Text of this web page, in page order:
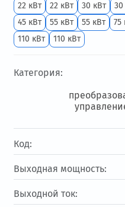
22 кВт
22 кВт 30 кВт 30
45 кВт
55 кВт 55 кВт 75
110 кВт
110 кВт
Категория:
Код:
Выходная мощность:
Выходной ток: